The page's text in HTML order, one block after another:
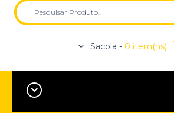
Sacola - 0 item(ns)